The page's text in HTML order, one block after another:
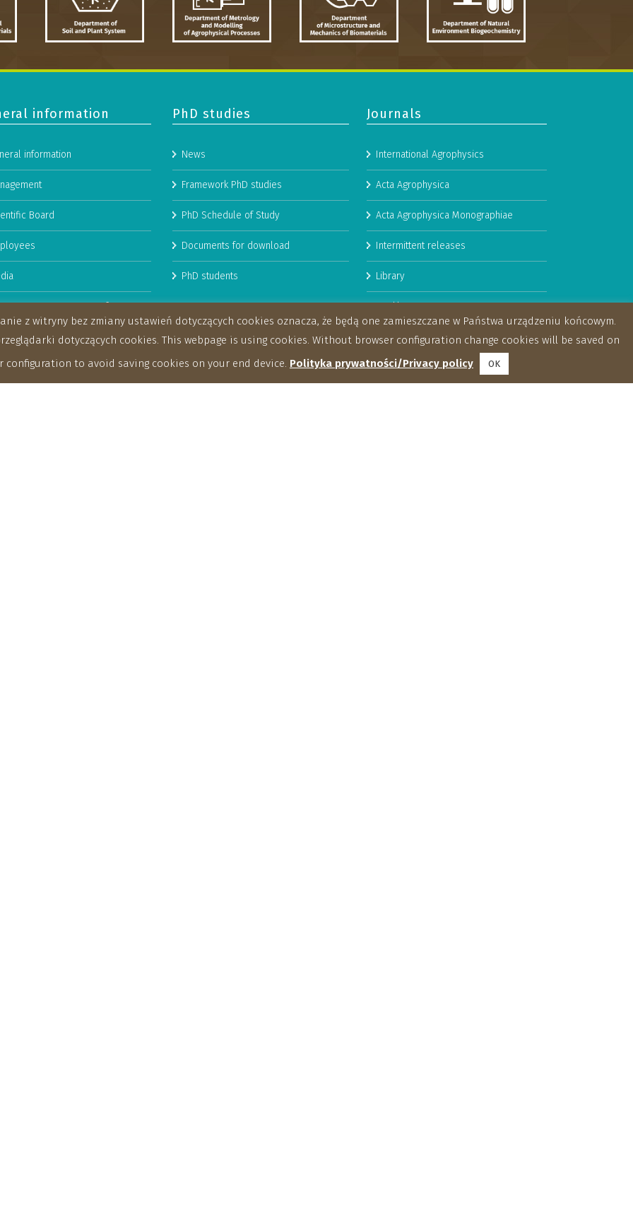
information
information
Board
Resources Strategy for
PhD studies
News
Framework PhD studies
PhD Schedule of Study
Documents for download
PhD students
Journals
International Agrophysics
Acta Agrophysica
Acta Agrophysica Monographiae
Intermittent releases
Library
Booklets
z witryny bez zmiany ustawień dotyczących cookies oznacza, że będą one zamieszczane w Państwa urządzeniu końcowym.
dotyczących cookies. This webpage is using cookies. Without browser configuration change cookies will be saved on
configuration to avoid saving cookies on your end device. Polityka prywatności/Privacy policy OK